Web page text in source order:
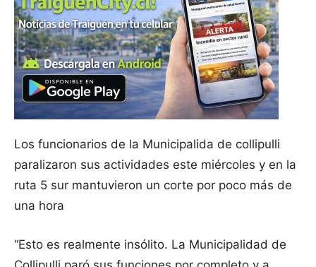
Los funcionarios de la Municipalida de collipulli
paralizaron sus actividades este miércoles y en la
ruta 5 sur mantuvieron un corte por poco más de
una hora
“Esto es realmente insólito. La Municipalidad de